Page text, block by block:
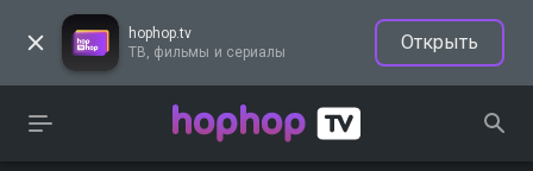
hophop.tv
ТВ, фильмы и сериалы
Открыть